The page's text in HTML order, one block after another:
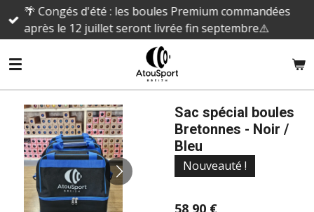
Passer
principal
🌴 Congés d'été : les boules Premium commandées
après le 12 juillet seront livrée fin septembre⚠️
Sac spécial boules
Bretonnes - Noir /
Bleu
Nouveauté !
58,90 €